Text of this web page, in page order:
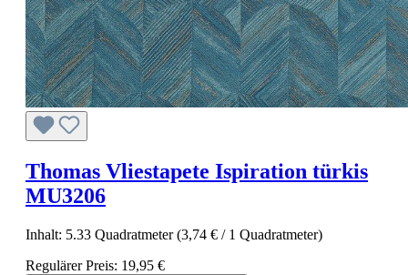
Thomas Vliestapete Ispiration türkis
MU3206
Inhalt: 5.33 Quadratmeter(3,74 € / 1 Quadratmeter)
Regulärer Preis: 19,95 €